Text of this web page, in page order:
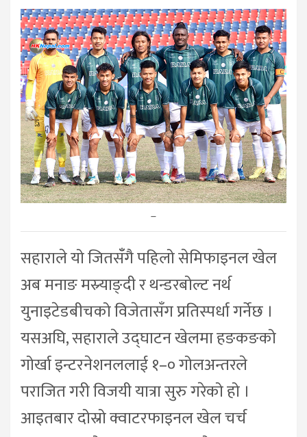
–
सहाराले यो जितसँँगै पहिलो सेमिफाइनल खेल
अब मनाङ मस्र्याङ्दी र थन्डरबोल्ट नर्थ
युनाइटेडबीचको विजेतासँग प्रतिस्पर्धा गर्नेछ ।
यसअघि, सहाराले उद्घाटन खेलमा हङकङको
गोर्खा इन्टरनेशनललाई १–० गोलअन्तरले
पराजित गरी विजयी यात्रा सुरु गरेको हो ।
आइतबार दोस्रो क्वाटरफाइनल खेल चर्च